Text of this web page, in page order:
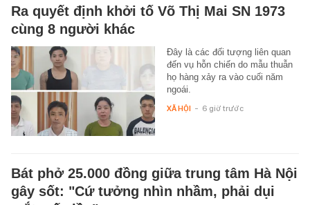
Ra quyết định khởi tố Võ Thị Mai SN 1973
cùng 8 người khác
Đây là các đối tượng liên quan
đến vụ hỗn chiến do mẫu thuẫn
họ hàng xảy ra vào cuối năm
ngoái.
XÃ HỘI - 6 giờ trước
Bát phở 25.000 đồng giữa trung tâm Hà Nội
gây sốt: "Cứ tưởng nhìn nhầm, phải dụi